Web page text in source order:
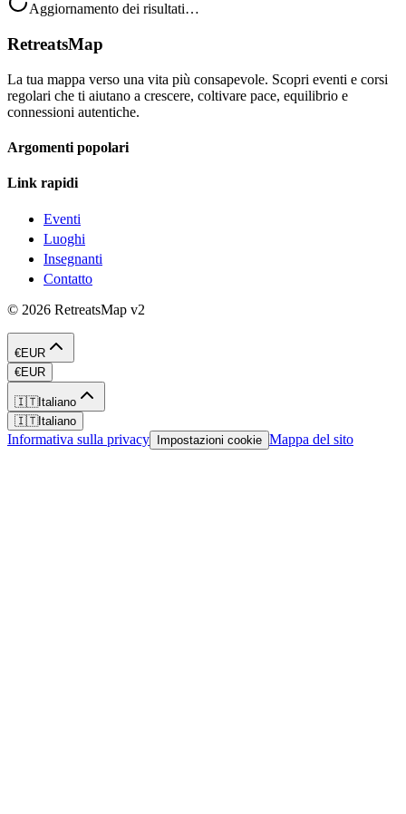
Aggiornamento dei risultati…
RetreatsMap
La tua mappa verso una vita più consapevole. Scopri eventi e corsi
regolari che ti aiutano a crescere, coltivare pace, equilibrio e
connessioni autentiche.
Argomenti popolari
Link rapidi
Eventi
Luoghi
Insegnanti
Contatto
© 2026 RetreatsMap v2
€EUR
€EUR
🇮🇹Italiano
🇮🇹Italiano
Informativa sulla privacy Impostazioni cookie Mappa del sito